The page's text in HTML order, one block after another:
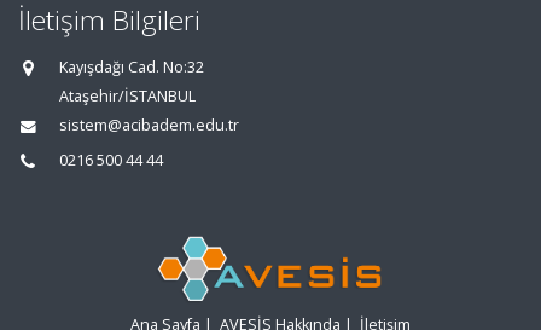
İletişim Bilgileri
Kayışdağı Cad. No:32
Ataşehir/İSTANBUL
sistem@acibadem.edu.tr
0216 500 44 44
Ana Sayfa | AVESİS Hakkında | İletişim